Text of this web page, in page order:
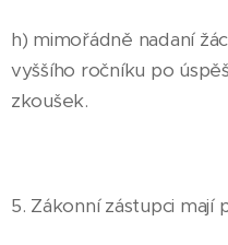
h) mimořádně nadaní
vyššího ročníku po
zkoušek.
5. Zákonní zástupci mají